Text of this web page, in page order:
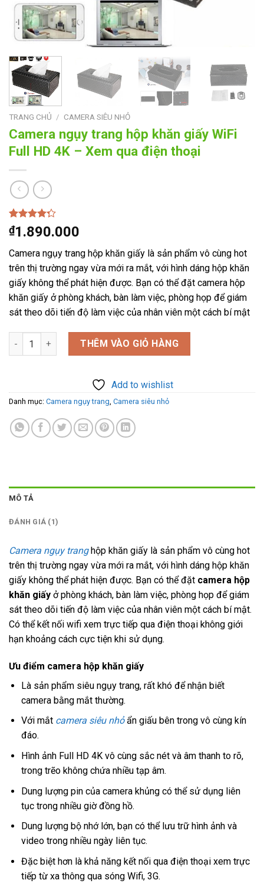
TRANG CHỦ / CAMERA SIÊU NHỎ
Camera ngụy trang hộp khăn giấy WiFi
Full HD 4K – Xem qua điện thoại
4.00
trên
5 dựa
1
giá
₫1.890.000
Camera ngụy trang hộp khăn giấy là sản phẩm vô cùng hot
trên thị trường ngay vừa mới ra mắt, với hình dáng hộp khăn
giấy không thể phát hiện được. Bạn có thể đặt camera hộp
khăn giấy ở phòng khách, bàn làm việc, phòng họp để giám
sát theo dõi tiến độ làm việc của nhân viên một cách bí mật
Camera ngụy trang hộp khăn giấy WiFi Full HD 4K - Xem qua
THÊM VÀO GIỎ HÀNG
Add to wishlist
Danh mục: Camera ngụy trang, Camera siêu nhỏ
MÔ TẢ
ĐÁNH GIÁ (1)
Camera ngụy tranghộp khăn giấy là sản phẩm vô cùng hot
trên thị trường ngay vừa mới ra mắt, với hình dáng hộp khăn
giấy không thể phát hiện được. Bạn có thể đặt camera hộp
khăn giấy ở phòng khách, bàn làm việc, phòng họp để giám
sát theo dõi tiến độ làm việc của nhân viên một cách bí mật.
Có thể kết nối wifi xem trực tiếp qua điện thoại không giới
hạn khoảng cách cực tiện khi sử dụng.
Ưu điểm camera hộp khăn giấy
Là sản phẩm siêu ngụy trang, rất khó để nhận biết
camera bằng mắt thường.
Với mắt camera siêu nhỏẩn giấu bên trong vô cùng kín
đáo.
Hình ảnh Full HD 4K vô cùng sắc nét và âm thanh to rõ,
trong trẽo không chứa nhiều tạp âm.
Dung lượng pin của camera khủng có thể sử dụng liên
tục trong nhiều giờ đồng hồ.
Dung lượng bộ nhớ lớn, bạn có thể lưu trữ hình ảnh và
video trong nhiều ngày liên tục.
Đặc biệt hơn là khả năng kết nối qua điện thoại xem trực
tiếp từ xa thông qua sóng Wifi, 3G.